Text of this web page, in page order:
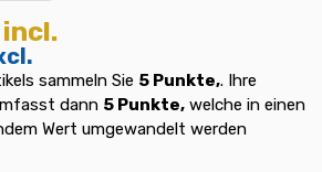
incl.
sammeln Sie 5 Punkte,. Ihre
dann 5 Punkte, welche in einen
Wert umgewandelt werden